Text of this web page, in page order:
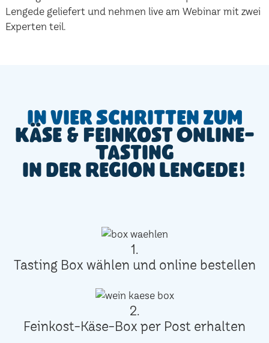
Lengede geliefert und nehmen live am Webinar mit zwei
Experten teil.
In vier Schritten zum
Käse & Feinkost Online-
Tasting
in der Region Lengede!
1.
Tasting Box wählen und online bestellen
2.
Feinkost-Käse-Box per Post erhalten